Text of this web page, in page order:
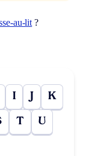
au-lit ?
I J K
T U